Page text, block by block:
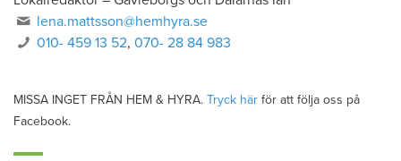
lena.mattsson@hemhyra.se
010- 459 13 52,070- 28 84 983
MISSA INGET FRÅN HEM & HYRA. Tryck här för att följa oss på
Facebook.